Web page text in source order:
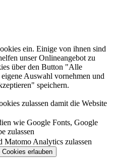
ein. Einige von ihnen sind
unser Onlineangebot zu
über den Button "Alle
Auswahl vornehmen und
speichern.
zulassen damit die Website
wie Google Fonts, Google
zulassen
Matomo Analytics zulassen